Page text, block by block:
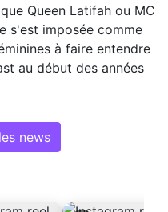
Queen Latifah ou MC
s'est imposée comme
à faire entendre
au début des années
news